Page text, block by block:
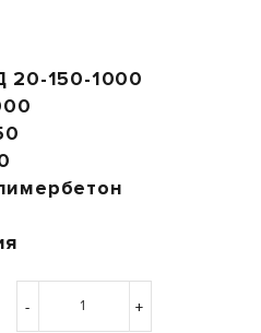
20-150-1000
- +